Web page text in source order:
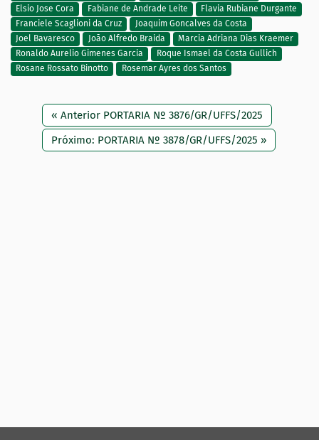
Elsio Jose Cora
Fabiane de Andrade Leite
Flavia Rubiane Durgante
Franciele Scaglioni da Cruz
Joaquim Goncalves da Costa
Joel Bavaresco
João Alfredo Braida
Marcia Adriana Dias Kraemer
Ronaldo Aurelio Gimenes Garcia
Roque Ismael da Costa Gullich
Rosane Rossato Binotto
Rosemar Ayres dos Santos
« Anterior PORTARIA Nº 3876/GR/UFFS/2025
Próximo: PORTARIA Nº 3878/GR/UFFS/2025 »